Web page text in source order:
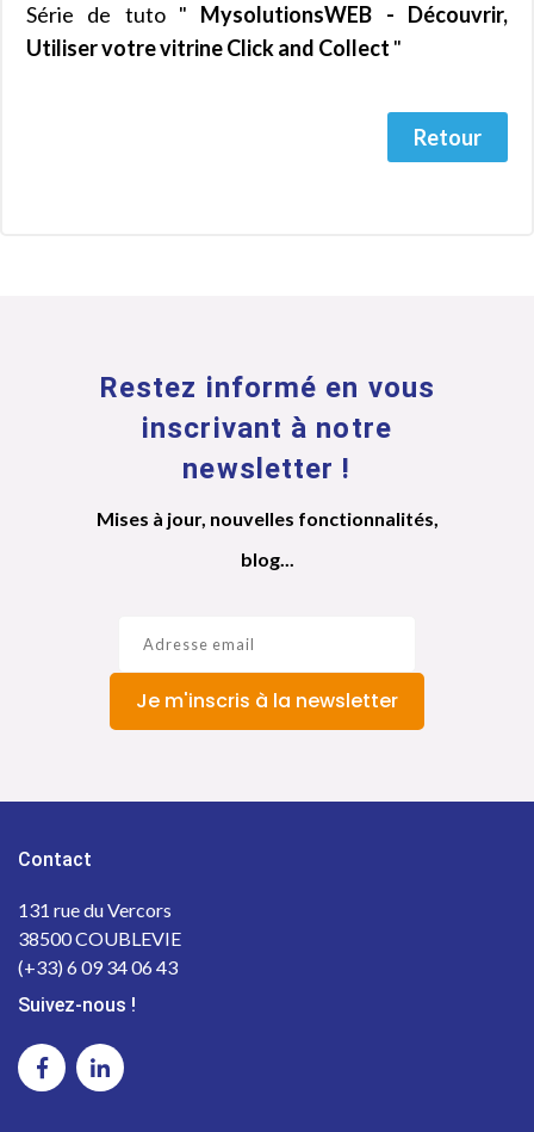
Série de tuto " MysolutionsWEB - Découvrir,
Utiliser votre vitrine Click and Collect "
Retour
Restez informé en vous
inscrivant à notre
newsletter !
Mises à jour, nouvelles fonctionnalités,
blog...
Je m'inscris à la newsletter
Contact
131 rue du Vercors
38500 COUBLEVIE
(+33) 6 09 34 06 43
Suivez-nous !